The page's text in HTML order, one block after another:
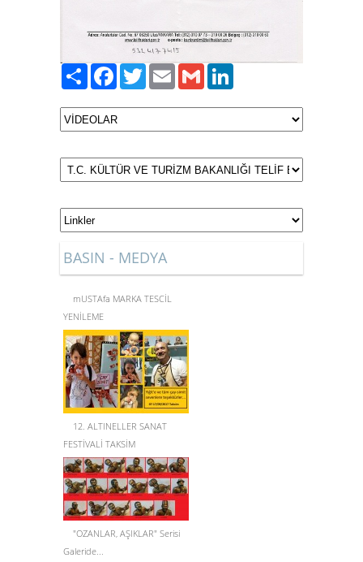
PaylaşFacebook
TwitterEmailGmail
BASIN - MEDYA
mUSTAfa MARKA TESCİL
YENİLEME
12. ALTINELLER SANAT
FESTİVALİ TAKSİM
"OZANLAR, AŞIKLAR" Serisi
Galeride...